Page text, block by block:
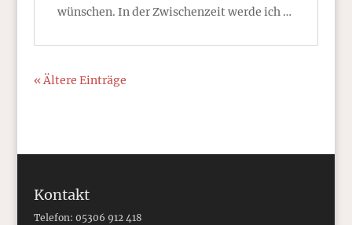
wünschen. In der Zwischenzeit werde ich …
« Ältere Einträge
Kontakt
Telefon: 05306 912 418